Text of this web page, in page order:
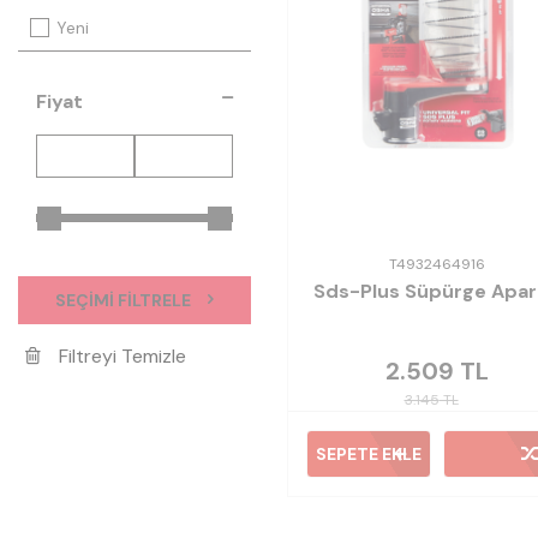
Yeni
Fiyat
SEÇIMI FILTRELE
Filtreyi Temizle
T4932464916
Sds-Plus Süpürge
3.145TL
2.509 TL
SEPETE EKLE